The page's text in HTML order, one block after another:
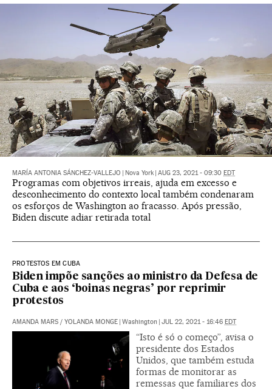
MARÍA ANTONIA SÁNCHEZ-VALLEJO Nova York AUG 23, 2021 - 09:30 EDT
Programas com objetivos irreais, ajuda em excesso e
desconhecimento do contexto local também condenaram
os esforços de Washington ao fracasso. Após pressão,
Biden discute adiar retirada total
PROTESTOS EM CUBA
Biden impõe sanções ao ministro da Defesa de
Cuba e aos ‘boinas negras’ por reprimir
protestos
AMANDA MARS / YOLANDA MONGE Washington JUL 22, 2021 - 16:46 EDT
“Isto é só o começo”, avisa o
presidente dos Estados
Unidos, que também estuda
formas de monitorar as
remessas que familiares dos